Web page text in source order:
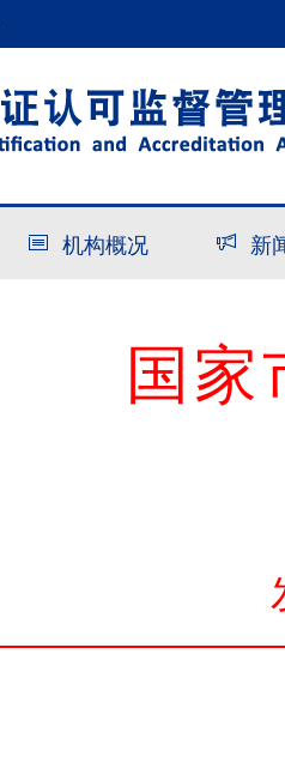
机构概况 新
国